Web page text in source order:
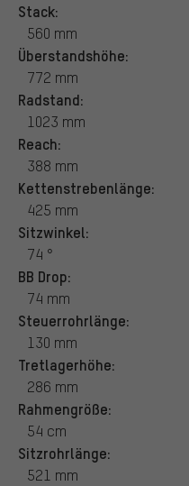
Stack:
560 mm
Überstandshöhe:
772 mm
Radstand:
1023 mm
Reach:
388 mm
Kettenstrebenlänge:
425 mm
Sitzwinkel:
74 °
BB Drop:
74 mm
Steuerrohrlänge:
130 mm
Tretlagerhöhe:
286 mm
Rahmengröße:
54 cm
Sitzrohrlänge:
521 mm